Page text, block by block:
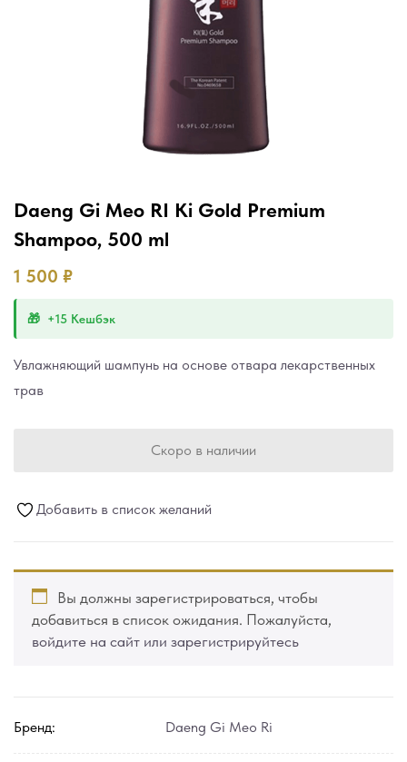
Daeng Gi Meo RI Ki Gold Premium
Shampoo, 500 ml
1 500 ₽
+15 Кешбэк
Увлажняющий шампунь на основе отвара лекарственных
трав
Скоро в наличии
Добавить в список желаний
Вы должны зарегистрироваться, чтобы
добавиться в список ожидания. Пожалуйста,
войдите на сайт или зарегистрируйтесь
Бренд: Daeng Gi Meo Ri